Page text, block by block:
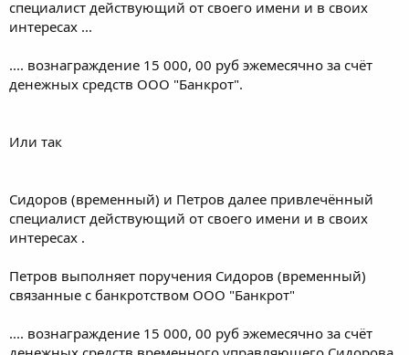
специалист действующий от своего имени и в своих
интересах ...
.... вознаграждение 15 000, 00 руб эжемесячно за счёт
денежных средств ООО "Банкрот".
Или так
Сидоров (временный) и Петров далее привлечённый
специалист действующий от своего имени и в своих
интересах .
Петров выполняет поручения Сидоров (временный)
связанные с банкротством ООО "Банкрот"
.... вознаграждение 15 000, 00 руб эжемесячно за счёт